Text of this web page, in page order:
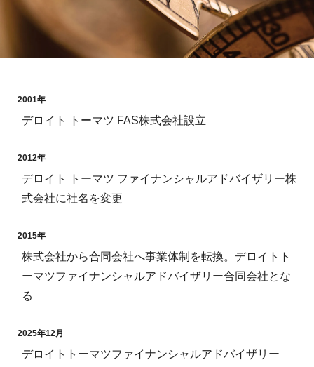
2001年
デロイト トーマツ FAS株式会社設立
2012年
デロイト トーマツ ファイナンシャルアドバイザリー株
式会社に社名を変更
2015年
株式会社から合同会社へ事業体制を転換。デロイトト
ーマツファイナンシャルアドバイザリー合同会社とな
る
2025年12月
デロイトトーマツファイナンシャルアドバイザリー